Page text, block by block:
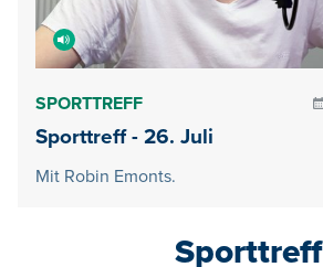
SPORTTREFF
Sporttreff - 26. Juli
Mit Robin Emonts.
Sporttreff